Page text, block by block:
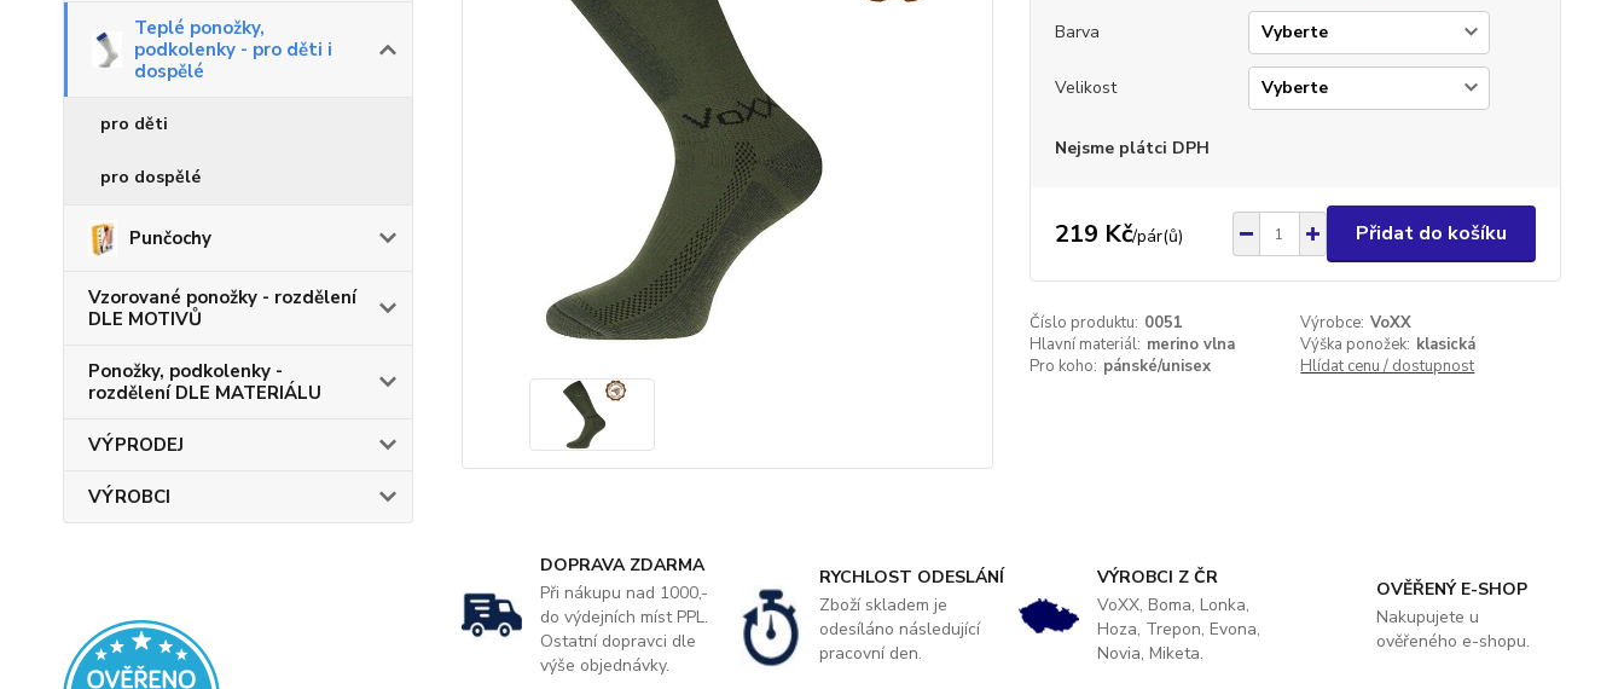
Teplé ponožky,
podkolenky - pro děti i
dospělé
pro děti
pro dospělé
Punčochy
Vzorované ponožky - rozdělení
DLE MOTIVŮ
Ponožky, podkolenky -
rozdělení DLE MATERIÁLU
VÝPRODEJ
VÝROBCI
Barva
Velikost
Nejsme plátci DPH
219 Kč/pár(ů) Přidat do košíku
Číslo produktu: 0051 Výrobce: VoXX
Hlavní materiál: merino vlna Výška ponožek: klasická
Pro koho: pánské/unisex Hlídat cenu / dostupnost
DOPRAVA ZDARMA
Při nákupu nad 1000,-
do výdejních míst PPL.
Ostatní dopravci dle
výše objednávky.
RYCHLOST ODESLÁNÍ
Zboží skladem je
odesíláno následující
pracovní den.
VÝROBCI Z ČR
VoXX, Boma, Lonka,
Hoza, Trepon, Evona,
Novia, Miketa.
OVĚŘENÝ E-SHOP
Nakupujete u
ověřeného e-shopu.